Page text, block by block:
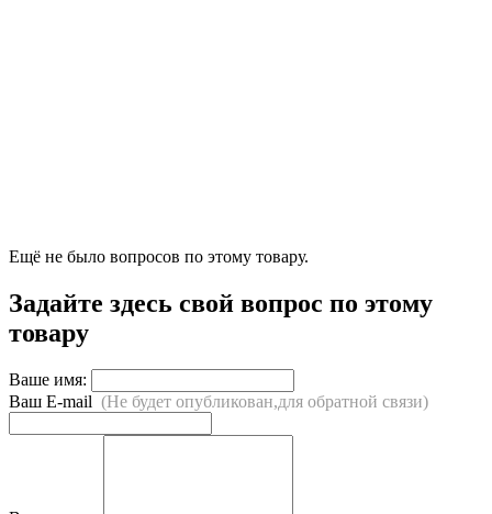
Ещё не было вопросов по этому товару.
Задайте здесь свой вопрос по этому
товару
Ваше имя:
Ваш E-mail (Не будет опубликован,для обратной связи)